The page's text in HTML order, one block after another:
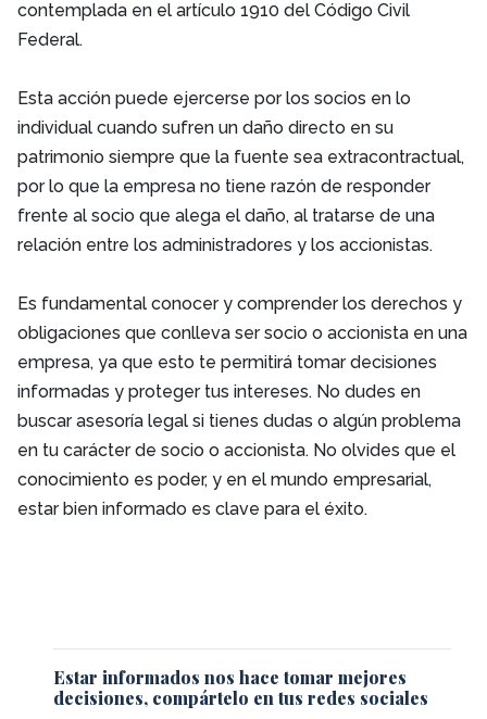
contemplada en el artículo 1910 del Código Civil
Federal.
Esta acción puede ejercerse por los socios en lo
individual cuando sufren un daño directo en su
patrimonio siempre que la fuente sea extracontractual,
por lo que la empresa no tiene razón de responder
frente al socio que alega el daño, al tratarse de una
relación entre los administradores y los accionistas.
Es fundamental conocer y comprender los derechos y
obligaciones que conlleva ser socio o accionista en una
empresa, ya que esto te permitirá tomar decisiones
informadas y proteger tus intereses. No dudes en
buscar asesoría legal si tienes dudas o algún problema
en tu carácter de socio o accionista. No olvides que el
conocimiento es poder, y en el mundo empresarial,
estar bien informado es clave para el éxito.
Estar informados nos hace tomar mejores
decisiones, compártelo en tus redes sociales